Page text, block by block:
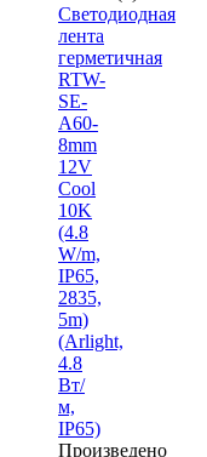
Светодиодная
лента
герметичная
RTW-
SE-
A60-
8mm
12V
Cool
10K
(4.8
W/m,
IP65,
2835,
5m)
(Arlight,
4.8
Вт/
м,
IP65)
Произведено